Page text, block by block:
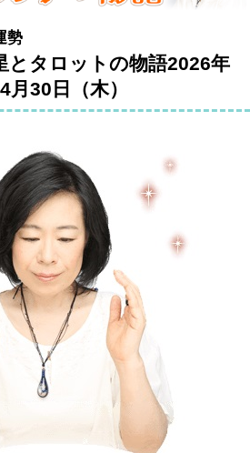
勢
とタロットの物語2026年
30日（木）